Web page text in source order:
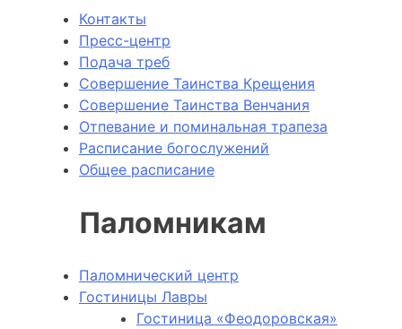
Контакты
Пресс-центр
Подача треб
Совершение Таинства Крещения
Совершение Таинства Венчания
Отпевание и поминальная трапеза
Расписание богослужений
Общее расписание
Паломникам
Паломнический центр
Гостиницы Лавры
Гостиница «Феодоровская»